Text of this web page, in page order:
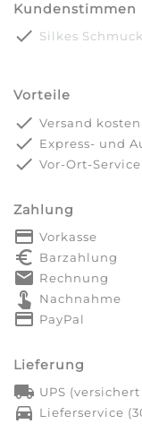
Kundenstimmen
done Silkes
Vorteile
done Versand
done Express- und
done Vor-Ort-
Zahlung
payment Vorkasse
euro_symbol Barzahlung
markunread Rechnung
touch_app Nachnahme
credit_card PayPal
Lieferung
local_shipping UPS
directions_car Lieferservice